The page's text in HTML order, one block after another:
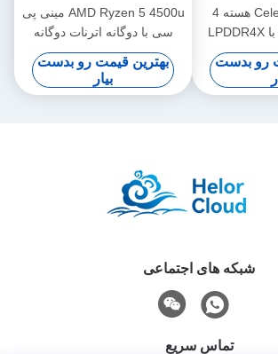
Celeron N5105 4 هسته 4
رشته PC بازی با LPDDR4X
رو بدست
AMD Ryzen 5 4500u مینی پی
سی با دوگانه اترنات دوگانه
کانال DDR4 برای بازی
بهترین قیمت رو بدست
بیار
شبکه های اجتماعی
تماس سریع